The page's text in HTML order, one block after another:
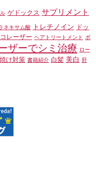
ゲドックス サプリメント
ネキサム酸 トレチノイン
ドッ
コレーザー ヘアトリートメント ボ
ザーでシミ治療
ロー
け対策 書籍紹介 白髪 美白
肝